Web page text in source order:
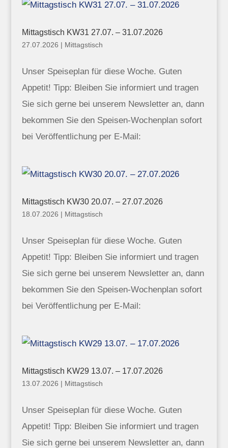
Mittagstisch KW31 27.07. – 31.07.2026
27.07.2026 | Mittagstisch
Unser Speiseplan für diese Woche. Guten
Appetit! Tipp: Bleiben Sie informiert und tragen
Sie sich gerne bei unserem Newsletter an, dann
bekommen Sie den Speisen-Wochenplan sofort
bei Veröffentlichung per E-Mail:
Mittagstisch KW30 20.07. – 27.07.2026
18.07.2026 | Mittagstisch
Unser Speiseplan für diese Woche. Guten
Appetit! Tipp: Bleiben Sie informiert und tragen
Sie sich gerne bei unserem Newsletter an, dann
bekommen Sie den Speisen-Wochenplan sofort
bei Veröffentlichung per E-Mail:
Mittagstisch KW29 13.07. – 17.07.2026
13.07.2026 | Mittagstisch
Unser Speiseplan für diese Woche. Guten
Appetit! Tipp: Bleiben Sie informiert und tragen
Sie sich gerne bei unserem Newsletter an, dann